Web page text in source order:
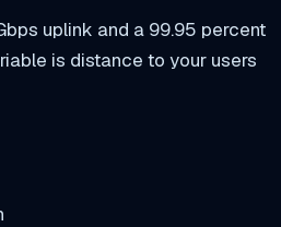
uplink and a 99.95 percent
is distance to your users